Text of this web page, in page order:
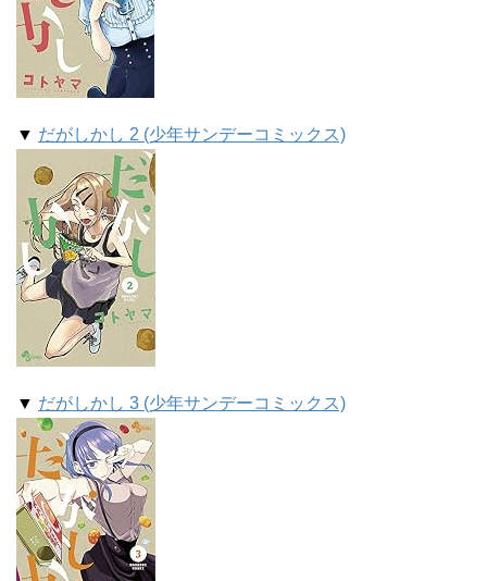
▼ だがしかし 2 (少年サンデーコミックス)
▼ だがしかし 3 (少年サンデーコミックス)